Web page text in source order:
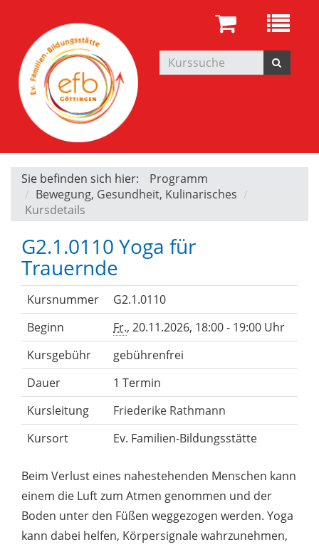
Sie befinden sich hier:
Programm
Bewegung, Gesundheit, Kulinarisches
Kursdetails
G2.1.0110 Yoga für
Trauernde
Kursnummer
G2.1.0110
Beginn
Fr., 20.11.2026, 18:00 - 19:00 Uhr
Kursgebühr
gebührenfrei
Dauer
1 Termin
Kursleitung
Friederike Rathmann
Kursort
Ev. Familien-Bildungsstätte
Beim Verlust eines nahestehenden Menschen kann
einem die Luft zum Atmen genommen und der
Boden unter den Füßen weggezogen werden. Yoga
kann dabei helfen, Körpersignale wahrzunehmen,